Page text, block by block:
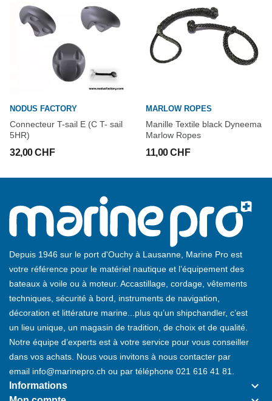
NODUS FACTORY
Connecteur T-sail E (C T- sail
5HR)
32,00 CHF
MARLOW ROPES
Manille Textile black Dyneema
Marlow Ropes
11,00 CHF
Depuis 1946 sur le port d'Ouchy à Lausanne, Marine Pro est
votre référence pour le matériel nautique et l’équipement des
bateaux à voile ou à moteur. Accastillage, cordage, vêtements
techniques, sécurité à bord, instruments de navigation,
décoration et littérature marine...plus qu’un shipchandler, c’est
un lieu unique, un magasin de tradition, de choix et de qualité.
Notre équipe d’experts est à votre service pour vous conseiller
dans vos achats. Nous vous invitons à nous contacter par
email info@marinepro.ch ou par téléphone 021 616 41 81
Informations keyboard_arrow_down